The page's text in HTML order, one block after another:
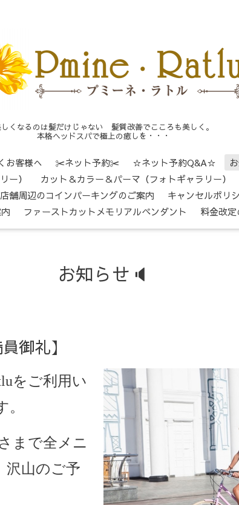
しくなるのは髪だけじゃない 髪質改善でこころも美しく。
本格ヘッドスパで極上の癒しを・・・
お客様へ ✂ネット予約✂ ☆ネット予約Q&A☆
ー）
カット＆カラー＆パーマ（フォトギャラリー）
店舗周辺のコインパーキングのご案内
キャンセルポリ
ファーストカットメモリアルペンダント 料金改
お知らせ🔈
御礼】
をご利用い
まで全メニ
沢山のご予